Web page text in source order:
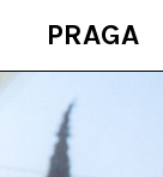
PRAGA